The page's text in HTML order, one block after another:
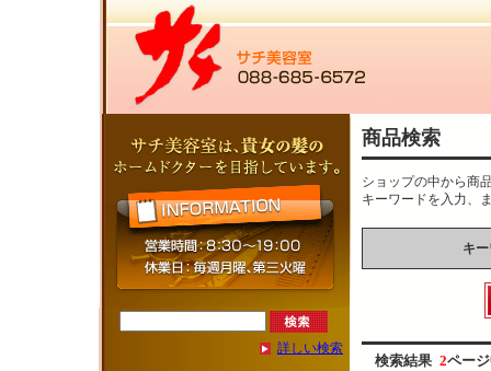
詳しい検索
商品検索
ショップの中から商
キーワードを入力、
キ
検索結果 2ペー